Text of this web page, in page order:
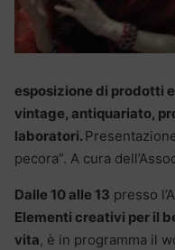
esposizione di prodotti
vintage, antiquariato,
laboratori.
pecora”. A cura
Dalle 10 alle 13 presso
Elementi creativi per il
vita, è in programma il